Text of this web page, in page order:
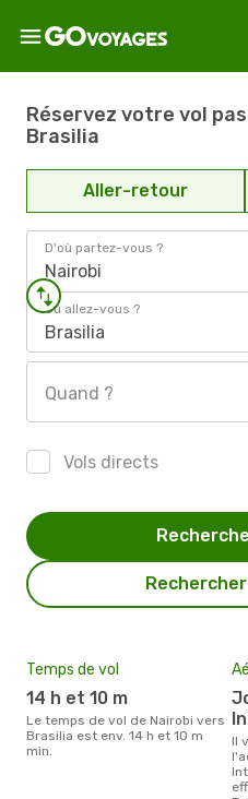
Réservez votre vol
Brasilia
Aller-retour
D'où partez-vous ?
Nairobi
Où allez-vous ?
Brasilia
Quand ?
Vols directs
Temps de vol
14 h et 10 m
Le temps de vol de Nairobi vers
Brasilia est env. 14 h et 10 m
min.
Jomo Kenyatta
Il vous faudra rejoindre